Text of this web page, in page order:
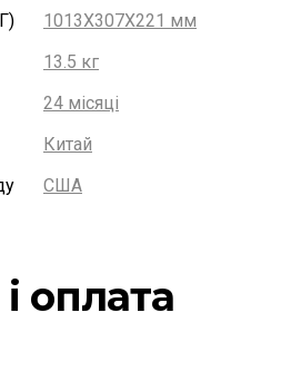
1013X307X221 мм
13.5 кг
24 місяці
Китай
США
оплата